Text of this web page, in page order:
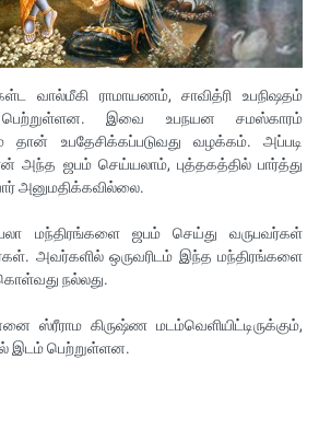
வால்மீகி ராமாயணம், சாவித்ரி உபநிஷதம்
இவை உபநயன சமஸ்காரம்
தான் உபதேசிக்கப்படுவது வழக்கம். அப்படி
அந்த ஜபம் செய்யலாம், புத்தகத்தில் பார்த்து
அனுமதிக்கவில்லை.
மந்திரங்களை ஜபம் செய்து வருபவர்கள்
அவர்களில் ஒருவரிடம் இந்த மந்திரங்களை
கொள்வது நல்லது.
ஸ்ரீராம கிருஷ்ண மடம்வெளியிட்டிருக்கும்,
இடம் பெற்றுள்ளன.